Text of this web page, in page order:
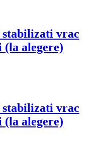
vrac
alegere)
vrac
alegere)